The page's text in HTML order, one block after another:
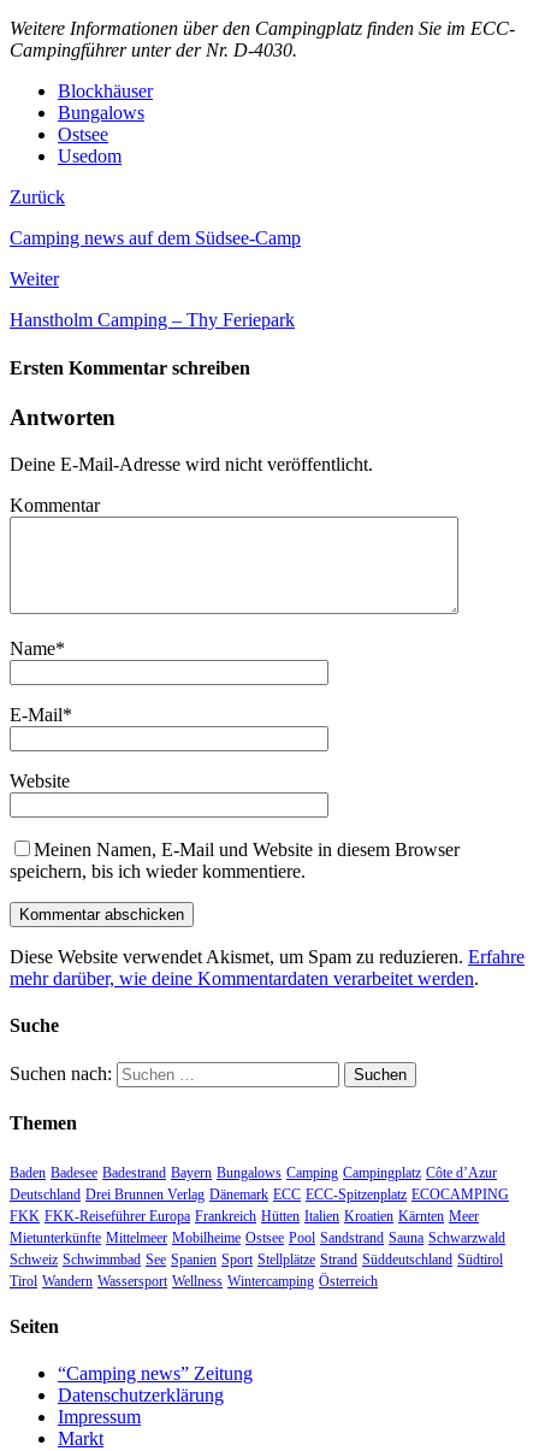
Weitere Informationen über den Campingplatz finden Sie im ECC-
Campingführer unter der Nr. D-4030.
Blockhäuser
Bungalows
Ostsee
Usedom
Zurück
Camping news auf dem Südsee-Camp
Weiter
Hanstholm Camping – Thy Feriepark
Ersten Kommentar schreiben
Antworten
Deine E-Mail-Adresse wird nicht veröffentlicht.
Kommentar
Name*
E-Mail*
Website
Meinen Namen, E-Mail und Website in diesem Browser
speichern, bis ich wieder kommentiere.
Diese Website verwendet Akismet, um Spam zu reduzieren. Erfahre
mehr darüber, wie deine Kommentardaten verarbeitet werden.
Suche
Suchen nach:
Themen
Baden Badesee Badestrand Bayern Bungalows Camping Campingplatz Côte d’Azur
Deutschland Drei Brunnen Verlag Dänemark ECC ECC-Spitzenplatz ECOCAMPING
FKK FKK-Reiseführer Europa Frankreich Hütten Italien Kroatien Kärnten Meer
Mietunterkünfte Mittelmeer Mobilheime Ostsee Pool Sandstrand Sauna Schwarzwald
Schweiz Schwimmbad See Spanien Sport Stellplätze Strand Süddeutschland Südtirol
Tirol Wandern Wassersport Wellness Wintercamping Österreich
Seiten
“Camping news” Zeitung
Datenschutzerklärung
Impressum
Markt